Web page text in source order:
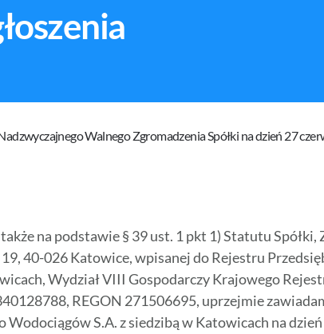
Walnego Zgromadzenia Spółki na dzień 27
na podstawie § 39 ust. 1 pkt 1) Statutu Spółki,
40-026 Katowice, wpisanej do Rejestru
Wydział VIII Gospodarczy Krajowego
REGON 271506695, uprzejmie
S.A. z siedzibą w Katowicach na